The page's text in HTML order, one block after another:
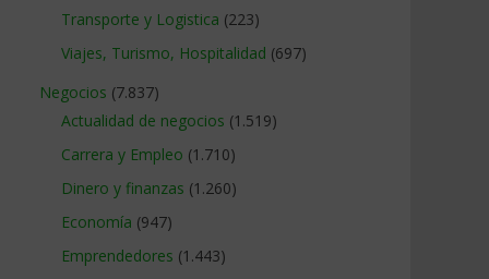
Transporte y Logistica (223)
Viajes, Turismo, Hospitalidad (697)
Negocios (7.837)
Actualidad de negocios (1.519)
Carrera y Empleo (1.710)
Dinero y finanzas (1.260)
Economía (947)
Emprendedores (1.443)